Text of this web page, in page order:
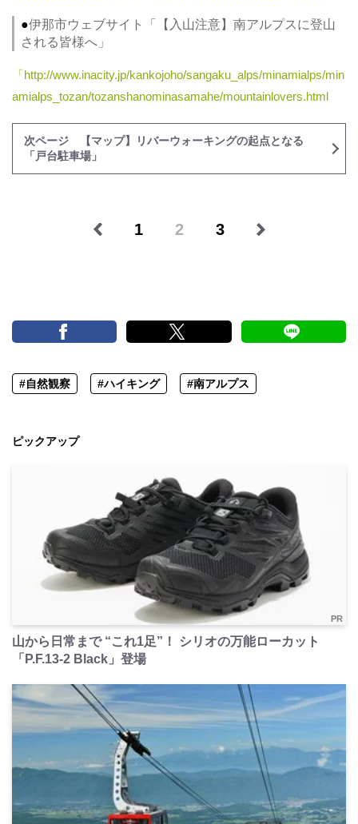
●伊那市ウェブサイト「【入山注意】南アルプスに登山
される皆様へ」
「http://www.inacity.jp/kankojoho/sangaku_alps/minamialps/min
amialps_tozan/tozanshanominasamahe/mountainlovers.html
次ページ 【マップ】リバーウォーキングの起点となる
「戸台駐車場」
1 2 3
#自然観察 #ハイキング #南アルプス
ピックアップ
PR
山から日常まで “これ1足”！ シリオの万能ローカット
「P.F.13-2 Black」登場